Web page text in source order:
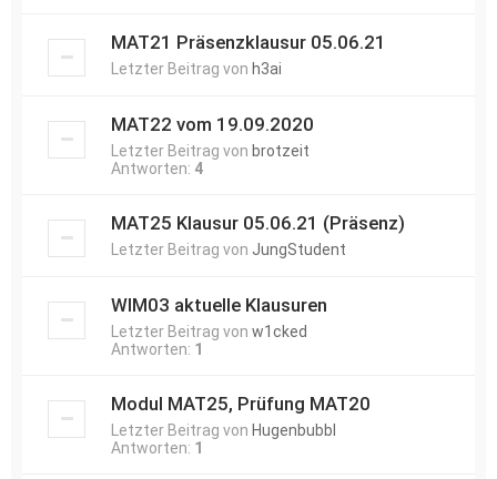
MAT21 Präsenzklausur 05.06.21
Letzter Beitrag von h3ai
MAT22 vom 19.09.2020
Letzter Beitrag von brotzeit
Antworten: 4
MAT25 Klausur 05.06.21 (Präsenz)
Letzter Beitrag von JungStudent
WIM03 aktuelle Klausuren
Letzter Beitrag von w1cked
Antworten: 1
Modul MAT25, Prüfung MAT20
Letzter Beitrag von Hugenbubbl
Antworten: 1